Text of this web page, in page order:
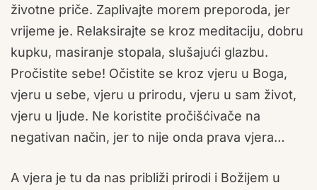
životne priče. Zaplivajte morem preporoda, jer
vrijeme je. Relaksirajte se kroz meditaciju, dobru
kupku, masiranje stopala, slušajući glazbu.
Pročistite sebe! Očistite se kroz vjeru u Boga,
vjeru u sebe, vjeru u prirodu, vjeru u sam život,
vjeru u ljude. Ne koristite pročišćivače na
negativan način, jer to nije onda prava vjera…
A vjera je tu da nas približi prirodi i Božijem u